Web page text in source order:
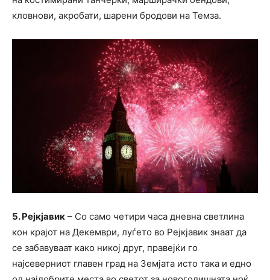
кловнови, акробати, шарени бродови на Темза.
5. Рејкјавик – Со само четири часа дневна светлина
кон крајот на Декември, луѓето во Рејкјавик знаат да
се забавуваат како никој друг, правејќи го
најсеверниот главен град на Земјата исто така и едно